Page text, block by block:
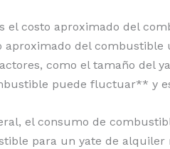
el costo aproximado del
aproximado del
como el tamaño del
puede fluctuar** y
el consumo de
para un yate de alquiler